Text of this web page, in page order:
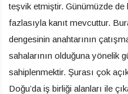
teşvik etmiştir. Günümüzde de
fazlasıyla kanıt mevcuttur.
dengesinin anahtarının
sahalarının olduğuna yönelik
sahiplenmektir. Şurası çok
Doğu’da iş birliği alanları ile